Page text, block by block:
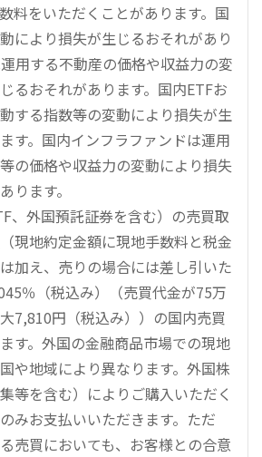
料をいただくことがあります。国
により損失が生じるおそれがあり
用する不動産の価格や収益力の変
るおそれがあります。国内ETFお
する指数等の変動により損失が生
す。国内インフラファンドは運用
の価格や収益力の変動により損失
ります。
、外国預託証券を含む）の売買取
現地約定金額に現地手数料と税金
加え、売りの場合には差し引いた
％（税込み）（売買代金が75万
7,810円（税込み））の国内売買
す。外国の金融商品市場での現地
や地域により異なります。外国株
等を含む）によりご購入いただく
みお支払いいただきます。ただ
売買においても、お客様との合意